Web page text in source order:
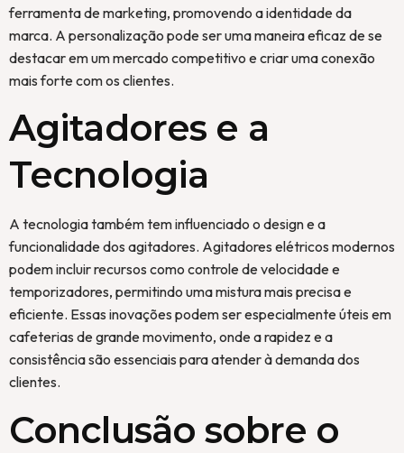
ferramenta de marketing, promovendo a identidade da
marca. A personalização pode ser uma maneira eficaz de se
destacar em um mercado competitivo e criar uma conexão
mais forte com os clientes.
Agitadores e a
Tecnologia
A tecnologia também tem influenciado o design e a
funcionalidade dos agitadores. Agitadores elétricos modernos
podem incluir recursos como controle de velocidade e
temporizadores, permitindo uma mistura mais precisa e
eficiente. Essas inovações podem ser especialmente úteis em
cafeterias de grande movimento, onde a rapidez e a
consistência são essenciais para atender à demanda dos
clientes.
Conclusão sobre o